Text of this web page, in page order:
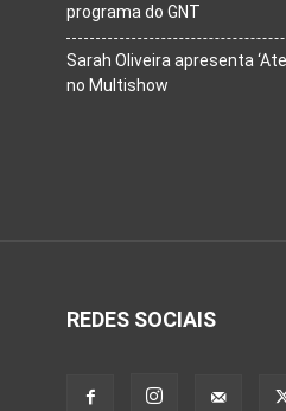
programa do GNT
Sarah Oliveira apresenta
no Multishow
REDES SOCIAIS